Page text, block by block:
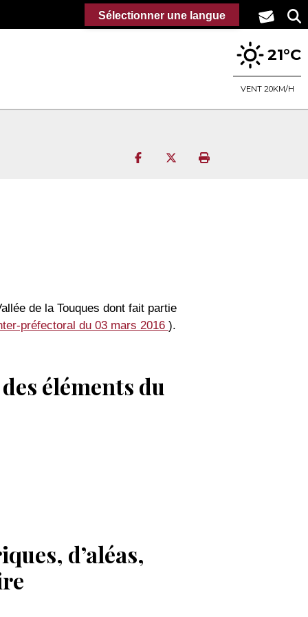
21°C
VENT 20KM/H
Partager sur Facebook
Partager sur Twitter
Imprimer la page
de la Touques dont fait partie
préfectoral du 03 mars 2016 ).
éléments du
d’aléas,
Sélectionner une langue